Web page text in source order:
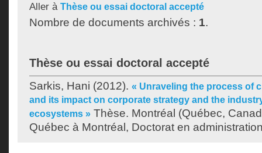
Aller à Thèse ou essai doctoral accepté
Nombre de documents archivés : 1.
Thèse ou essai doctoral accepté
Sarkis, Hani (2012). « Unraveling the process of
and its impact on corporate strategy and the
ecosystems » Thèse. Montréal (Québec,
Québec à Montréal, Doctorat en